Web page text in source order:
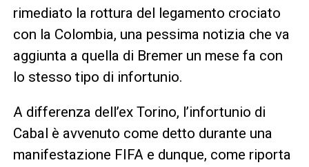
rimediato la rottura del legamento crociato
con la Colombia, una pessima notizia che va
aggiunta a quella di Bremer un mese fa con
lo stesso tipo di infortunio.
A differenza dell’ex Torino, l’infortunio di
Cabal è avvenuto come detto durante una
manifestazione FIFA e dunque, come riporta